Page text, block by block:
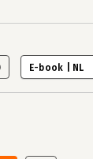
E-book | NL